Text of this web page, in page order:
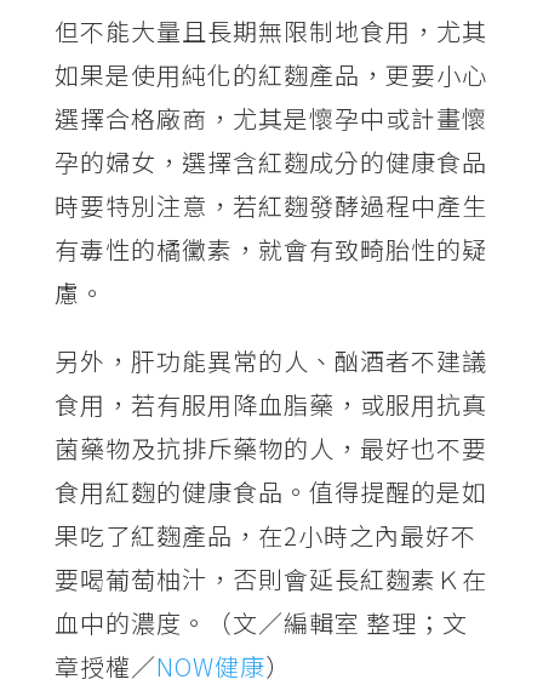
但不能大量且長期無限制地食用，尤其
如果是使用純化的紅麴產品，更要小心
選擇合格廠商，尤其是懷孕中或計畫懷
孕的婦女，選擇含紅麴成分的健康食品
時要特別注意，若紅麴發酵過程中產生
有毒性的橘黴素，就會有致畸胎性的疑
慮。
另外，肝功能異常的人、酗酒者不建議
食用，若有服用降血脂藥，或服用抗真
菌藥物及抗排斥藥物的人，最好也不要
食用紅麴的健康食品。值得提醒的是如
果吃了紅麴產品，在2小時之內最好不
要喝葡萄柚汁，否則會延長紅麴素Ｋ在
血中的濃度。（文／編輯室 整理；文
章授權／NOW健康）